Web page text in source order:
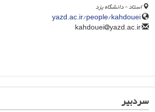
استاد - دانشگاه یزد
yazd.ac.ir/people/kahdouei
yazd.ac.ir
سردبیر